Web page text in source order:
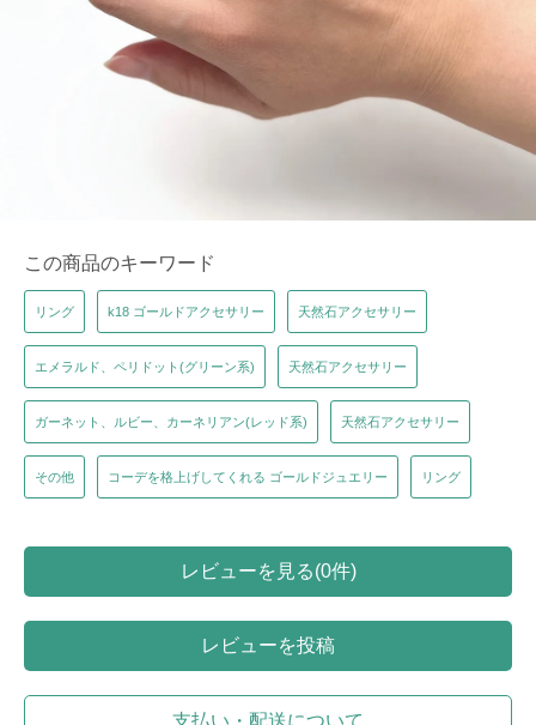
この商品のキーワード
リング k18 ゴールドアクセサリー 天然石アクセサリー
エメラルド、ペリドット(グリーン系) 天然石アクセサリー
ガーネット、ルビー、カーネリアン(レッド系) 天然石アクセサリー
その他 コーデを格上げしてくれる ゴールドジュエリー リング
レビューを見る(0件)
レビューを投稿